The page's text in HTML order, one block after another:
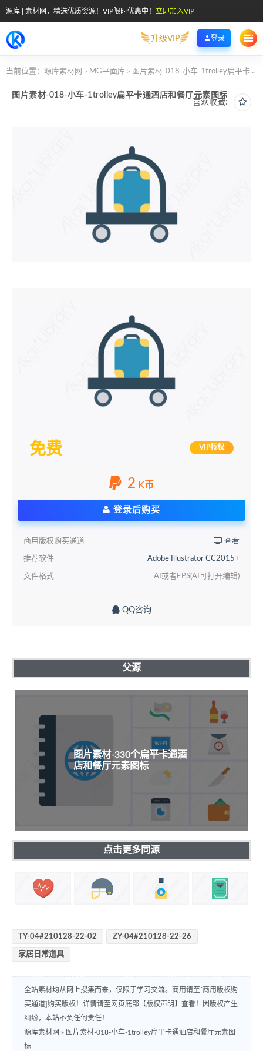
源库 | 素材网，精选优质资源！VIP限时优惠中！ 立即加入VIP
升级VIP 登录
当前位置： 源库素材网 > MG平面库 > 图片素材-018-小车-1trolley扁平卡通酒店和餐厅元素图标
喜欢收藏:
图片素材-018-小车-1trolley扁平卡通酒店和餐厅元素图标
免费 VIP特权
2 K币
登录后购买
商用版权购买通道 查看
推荐软件 Adobe Illustrator CC2015+
文件格式 AI或者EPS(AI可打开编辑)
QQ咨询
父源
图片素材-330个扁平卡通酒
店和餐厅元素图标
点击更多同源
TY-04#210128-22-02 ZY-04#210128-22-26
家居日常道具
全站素材均从网上搜集而来，仅限于学习交流。商用请至[商用版权购
买通道]购买版权！详情请至网页底部【版权声明】查看！因版权产生
纠纷，本站不负任何责任！
源库素材网 » 图片素材-018-小车-1trolley扁平卡通酒店和餐厅元素图
标